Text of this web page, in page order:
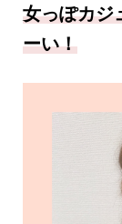
女っぽカジ
ーい！